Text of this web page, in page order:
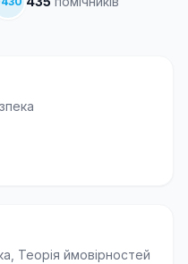
Теорія ймовірностей